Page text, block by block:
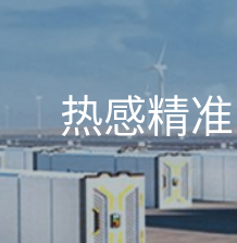
热感精